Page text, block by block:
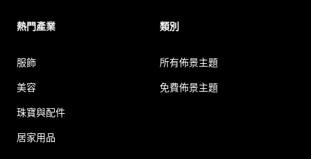
熱門產業
服飾
美容
珠寶與配件
居家用品
類別
所有佈景主題
免費佈景主題